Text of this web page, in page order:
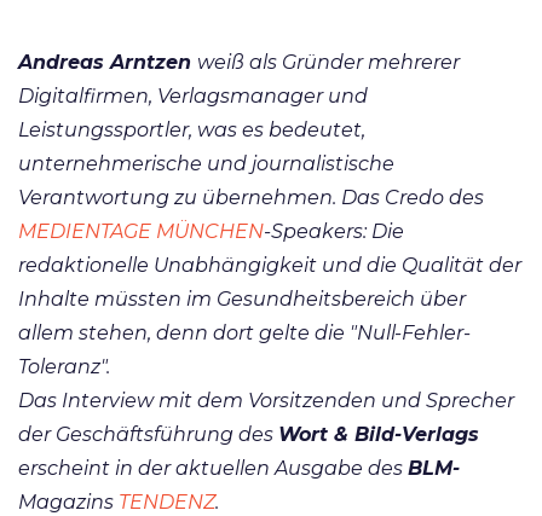
Andreas Arntzen weiß als Gründer mehrerer
Digitalfirmen, Verlagsmanager und
Leistungssportler, was es bedeutet,
unternehmerische und journalistische
Verantwortung zu übernehmen. Das Credo des
MEDIENTAGE MÜNCHEN-Speakers: Die
redaktionelle Unabhängigkeit und die Qualität der
Inhalte müssten im Gesundheitsbereich über
allem stehen, denn dort gelte die "Null-Fehler-
Toleranz".
Das Interview mit dem Vorsitzenden und Sprecher
der Geschäftsführung des Wort & Bild-Verlags
erscheint in der aktuellen Ausgabe des BLM-
Magazins TENDENZ.